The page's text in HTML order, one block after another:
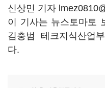
신상민 기자
이 기사는 뉴스토마토
김충범 테크지식산업
다.